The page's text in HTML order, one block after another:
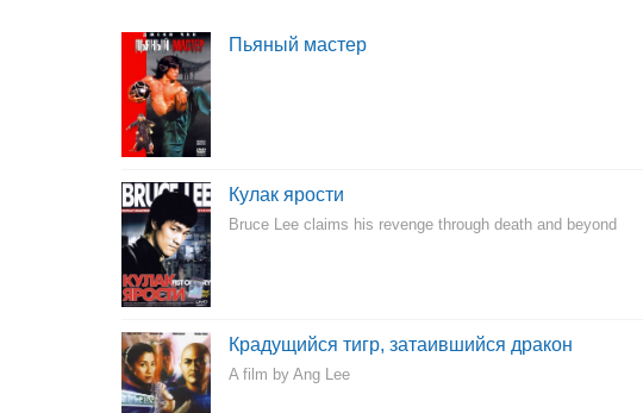
Пьяный мастер
Кулак ярости
Bruce Lee claims his revenge through death and beyond
Крадущийся тигр, затаившийся дракон
A film by Ang Lee